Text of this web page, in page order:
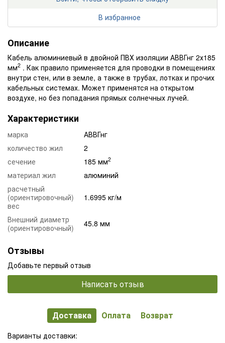
В избранное
Описание
Кабель алюминиевый в двойной ПВХ изоляции АВВГнг 2х185
мм2 . Как правило применяется для проводки в помещениях
внутри стен, или в земле, а также в трубах, лотках и прочих
кабельных системах. Может применятся на открытом
воздухе, но без попадания прямых солнечных лучей.
Характеристики
марка
АВВГнг
количество жил
2
сечение
185 мм2
материал жил
алюминий
расчетный
(ориентировочный)
вес
1.6995 кг/м
Внешний диаметр
(ориентировочный)
45.8 мм
Отзывы
Добавьте первый отзыв
Написать отзыв
Доставка Оплата Возврат
Варианты доставки: